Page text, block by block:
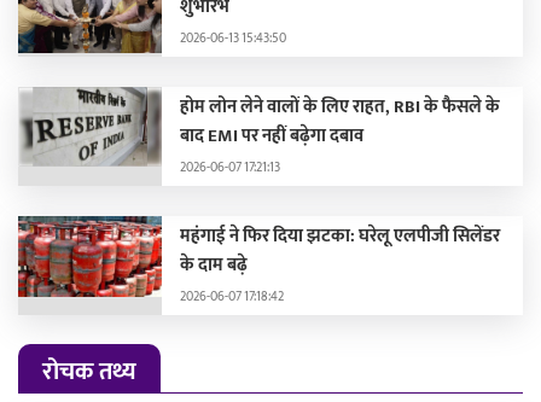
शुभारंभ
2026-06-13 15:43:50
होम लोन लेने वालों के लिए राहत, RBI के फैसले के
बाद EMI पर नहीं बढ़ेगा दबाव
2026-06-07 17:21:13
महंगाई ने फिर दिया झटका: घरेलू एलपीजी सिलेंडर
के दाम बढ़े
2026-06-07 17:18:42
रोचक तथ्य